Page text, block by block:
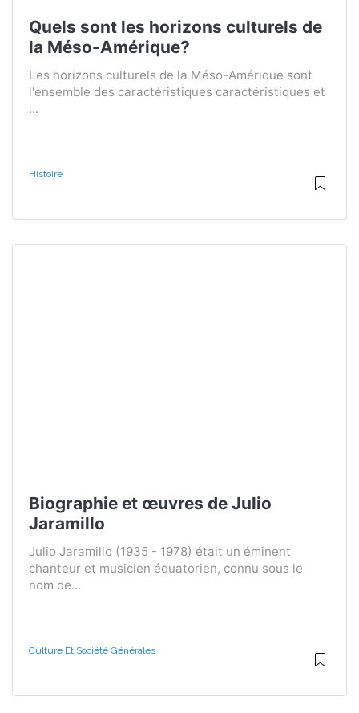
Quels sont les horizons culturels de
la Méso-Amérique?
Les horizons culturels de la Méso-Amérique sont
l'ensemble des caractéristiques caractéristiques et
...
Histoire
Biographie et œuvres de Julio
Jaramillo
Julio Jaramillo (1935 - 1978) était un éminent
chanteur et musicien équatorien, connu sous le
nom de...
Culture Et Société Générales